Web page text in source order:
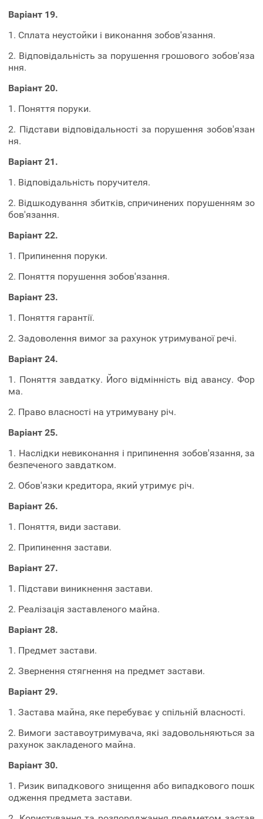
Варіант 19.
1. Сплата неустойки і виконання зобов'язання.
2. Відповідальність за порушення грошового зобов'яза
ння.
Варіант 20.
1. Поняття поруки.
2. Підстави відповідальності за порушення зобов'язан
ня.
Варіант 21.
1. Відповідальність поручителя.
2. Відшкодування збитків, спричинених порушенням зо
бов'язання.
Варіант 22.
1. Припинення поруки.
2. Поняття порушення зобов'язання.
Варіант 23.
1. Поняття гарантії.
2. Задоволення вимог за рахунок утримуваної речі.
Варіант 24.
1. Поняття завдатку. Його відмінність від авансу. Фор
ма.
2. Право власності на утримувану річ.
Варіант 25.
1. Наслідки невиконання і припинення зобов'язання, за
безпеченого завдатком.
2. Обов'язки кредитора, який утримує річ.
Варіант 26.
1. Поняття, види застави.
2. Припинення застави.
Варіант 27.
1. Підстави виникнення застави.
2. Реалізація заставленого майна.
Варіант 28.
1. Предмет застави.
2. Звернення стягнення на предмет застави.
Варіант 29.
1. Застава майна, яке перебуває у спільній власності.
2. Вимоги заставоутримувача, які задовольняються за
рахунок закладеного майна.
Варіант 30.
1. Ризик випадкового знищення або випадкового пошк
одження предмета застави.